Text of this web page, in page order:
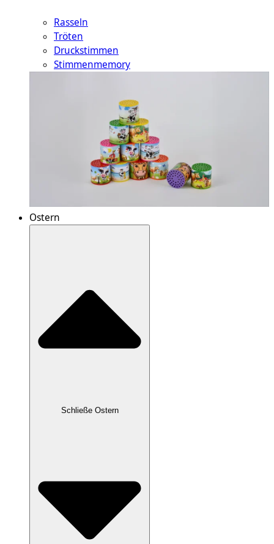
Rasseln
Tröten
Druckstimmen
Stimmenmemory
Ostern
Schließe Ostern